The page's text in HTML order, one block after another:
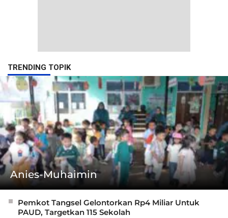
TRENDING TOPIK
Anies-Muhaimin
Pemkot Tangsel Gelontorkan Rp4 Miliar Untuk
PAUD, Targetkan 115 Sekolah